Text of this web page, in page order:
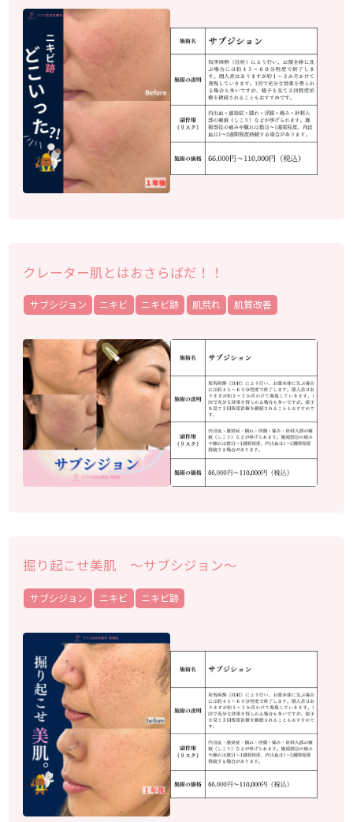
クレーター肌とはおさらばだ！！
サブシジョン ニキビ ニキビ跡 肌荒れ 肌質改善
掘り起こせ美肌 ～サブシジョン～
サブシジョン ニキビ ニキビ跡